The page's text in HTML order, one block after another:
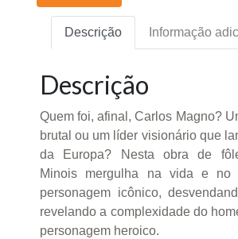
Descrição Informação
Descrição
Quem foi, afinal, Carlos Magno?
brutal ou um líder visionário que
da Europa? Nesta obra de
Minois mergulha na vida e no
personagem icônico,
revelando a complexidade do
personagem heroico.